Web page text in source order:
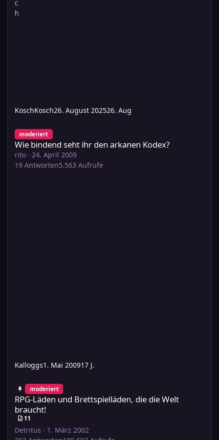
KoschKosch26. August 202526. Aug
moderiert
Wie bindend seht ihr den arkanen Kodex?
rito · 24. April 2009
19 Antworten5.563 Aufrufe
Kalloggs1. Mai 200917 J.
RPG-Läden und Brettspielläden, die die Welt braucht!
moderiert
RPG-Läden und Brettspielläden, die die Welt
braucht!
11
Detritus · 1. März 2002